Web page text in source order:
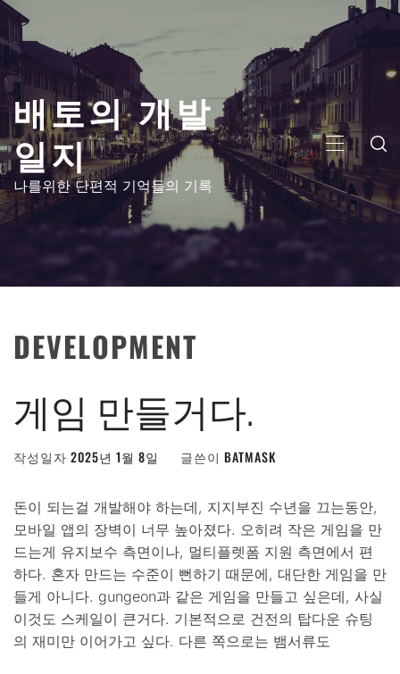
콘
츠
로
건
뛰
기
배토의 개발
일지
나를위한 단편적 기억들의 기록
주
메
뉴
DEVELOPMENT
게임 만들거다.
작성일자 2025년 1월 8일 글쓴이 BATMASK
돈이 되는걸 개발해야 하는데, 지지부진 수년을 끄는동안,
모바일 앱의 장벽이 너무 높아졌다. 오히려 작은 게임을 만
드는게 유지보수 측면이나, 멀티플렛폼 지원 측면에서 편
하다. 혼자 만드는 수준이 뻔하기 때문에, 대단한 게임을 만
들게 아니다. gungeon과 같은 게임을 만들고 싶은데, 사실
이것도 스케일이 큰거다. 기본적으로 건전의 탑다운 슈팅
의 재미만 이어가고 싶다. 다른 쪽으로는 뱀서류도